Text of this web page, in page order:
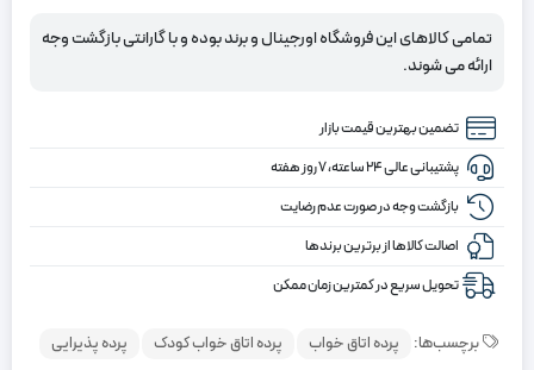
تمامی کالاهای این فروشگاه اورجینال و برند بوده و با گارانتی بازگشت وجه
ارائه می شوند.
تضمین بهترین قیمت بازار
پشتیبانی عالی ۲۴ ساعته، ۷ روز هفته
بازگشت وجه در صورت عدم رضایت
اصالت کالاها از برترین برندها
تحویل سریع در کمترین زمان ممکن
برچسب‌ها: پرده اتاق خواب پرده اتاق خواب کودک پرده پذیرایی